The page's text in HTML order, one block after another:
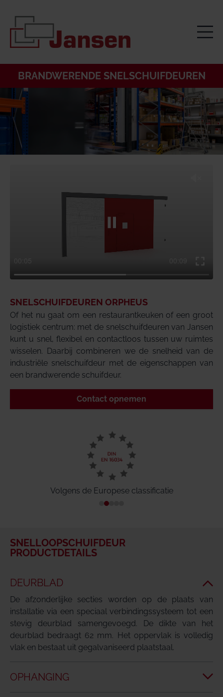
BRANDWERENDE SNELSCHUIFDEUREN
SNELSCHUIFDEUREN ORPHEUS
Of het nu gaat om een restaurantkeuken of een groot
logistiek centrum: met de snelschuifdeuren van Jansen
kunt u snel, flexibel en contactloos tussen uw ruimtes
wisselen. Daarbij combineren we de snelheid van de
industriële snelschuifdeur met de eigenschappen van
een brandwerende schuifdeur.
Contact opnemen
Volgens de Europese classificatie
SNELLOOPSCHUIFDEUR
PRODUCTDETAILS
DEURBLAD
De afzonderlijke secties worden op de plaats van
installatie via een speciaal verbindingssysteem tot een
stevig deurblad samengevoegd. De dikte van het
deurblad bedraagt 62 mm. Het oppervlak is volledig
vlak en bestaat uit gegalvaniseerd plaatstaal.
OPHANGING